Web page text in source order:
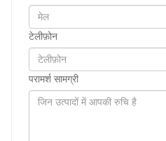
टेलीफ़ोन
परामर्श सामग्री